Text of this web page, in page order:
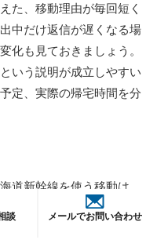
た、移動理由が毎回短く
中だけ返信が遅くなる場
化も見ておきましょう。
いう説明が成立しやすい
定、実際の帰宅時間を分
道新幹線を使う移動は、
動として自然に説明され
っていた」「名古屋方面
談 メールでお問い合わせ